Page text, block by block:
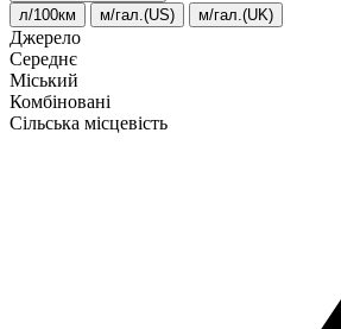
л/100км м/гал.(US) м/гал.(UK)
Джерело
Середнє
Міський
Комбіновані
Сільська місцевість